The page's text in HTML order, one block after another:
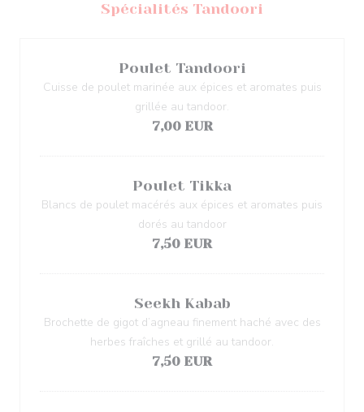
Spécialités Tandoori
Poulet Tandoori
Cuisse de poulet marinée aux épices et aromates puis
grillée au tandoor.
7,00 EUR
Poulet Tikka
Blancs de poulet macérés aux épices et aromates puis
dorés au tandoor
7,50 EUR
Seekh Kabab
Brochette de gigot d’agneau finement haché avec des
herbes fraîches et grillé au tandoor.
7,50 EUR